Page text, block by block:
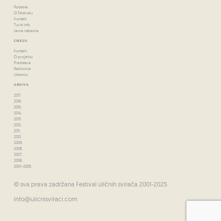
Početna
O Festivalu
Kontakt
Turist Info
Javna nabavka
CIRKUS
Kontakt
O projektu
Predstava
Radionice
Učesnici
ARHIVA
2017.
2016.
2015.
2014.
2013.
2012.
2011.
2010.
2009.
2008.
2007.
2006.
2001–2005.
© sva prava zadržana Festival uličnih svirača 2001-2025
info@ulicnisviraci.com